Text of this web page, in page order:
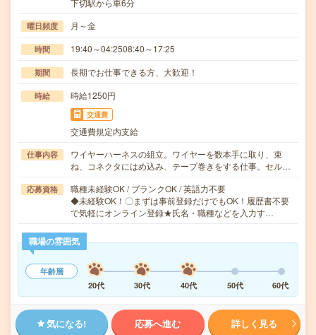
下切駅から車6分
曜日頻度 月～金
時間 19:40～04:2508:40～17:25
期間 長期でお仕事できる方、大歓迎！
時給 時給1250円
交通費
交通費規定内支給
仕事内容
ワイヤーハーネスの組立。ワイヤーを数本手に取り、束
ね、コネクタにはめ込み、テープ巻きをする仕事。セル…
応募資格
職種未経験OK / ブランクOK / 英語力不要
◆未経験OK！〇まずは事前登録だけでもOK！履歴書不要
で気軽にオンライン登録★氏名・職種などを入力す…
職場の雰囲気
年齢層
20代
30代 40代 50代 60代
気になる! 応募へ進む 詳しく見る